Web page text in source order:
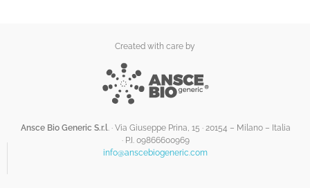
Created with care by
Ansce Bio Generic S.r.l. · Via Giuseppe Prina, 15 · 20154 – Milano – Italia
· P.I. 09866600969
info@anscebiogeneric.com